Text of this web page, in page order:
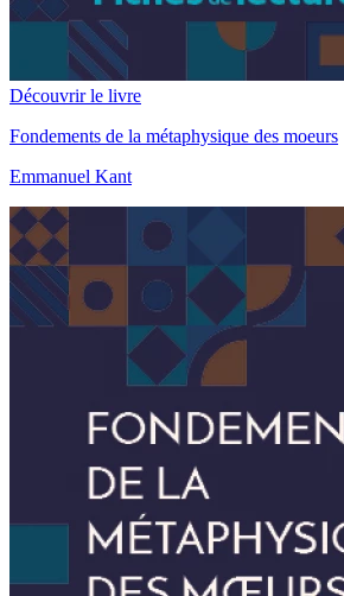
Découvrir le livre
Fondements de la métaphysique des moeurs
Emmanuel Kant